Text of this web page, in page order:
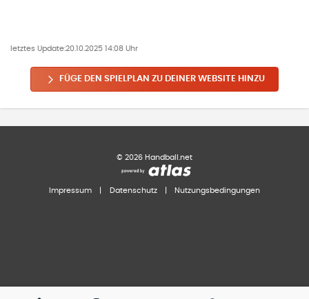
letztes Update:20.10.2025 14:08 Uhr
FÜGE DEN SPIELPLAN ZU DEINER WEBSITE HINZU
© 2026 Handball.net
Impressum Datenschutz Nutzungsbedingungen